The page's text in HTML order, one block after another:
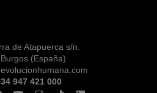
de Atapuerca s/n.
(España)
947 421 000